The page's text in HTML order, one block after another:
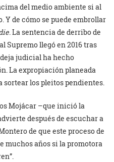
del medio ambiente si al
Y de cómo se puede embrollar
. La sentencia de derribo de
Supremo llegó en 2016 tras
judicial ha hecho
La expropiación planeada
sortear los pleitos pendientes.
Mojácar –que inició la
después de escuchar a
de que este proceso de
muchos años si la promotora